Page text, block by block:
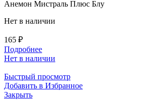
Анемон Мистраль Плюс Блу
Нет в наличии
165 ₽
Подробнее
Нет в наличии
Быстрый просмотр
Добавить в Избранное
Закрыть